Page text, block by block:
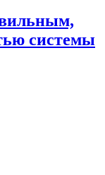
системы